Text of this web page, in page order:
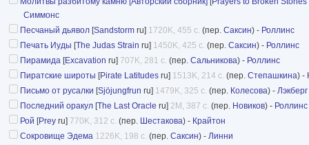
Симмонс
Песчаный дьявол [Sandstorm ru] 1720K, 455 с. (пер. Саксин) - Роллинс
Печать Иуды [The Judas Strain ru] 1450K, 425 с. (пер. Саксин) - Роллинс
Пирамида [Excavation ru] 707K, 281 с. (пер. Сальникова) - Роллинс
Пиратские широты [Pirate Latitudes ru] 1513K, 214 с. (пер. Степашкина) -
Письмо от русалки [Sjöjungfrun ru] 1479K, 325 с. (пер. Колесова) - Лэкберг
Последний оракул [The Last Oracle ru] 2M, 387 с. (пер. Новиков) - Роллинс
Рой [Prey ru] 770K, 312 с. (пер. Шестакова) - Крайтон
Сокровище Эдема 1226K, 198 с. (пер. Саксин) - Линни